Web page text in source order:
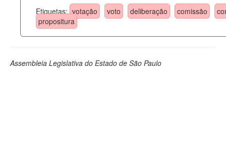
Etiquetas: votação voto deliberação comissão
propositura
Assembleia Legislativa do Estado de São Paulo